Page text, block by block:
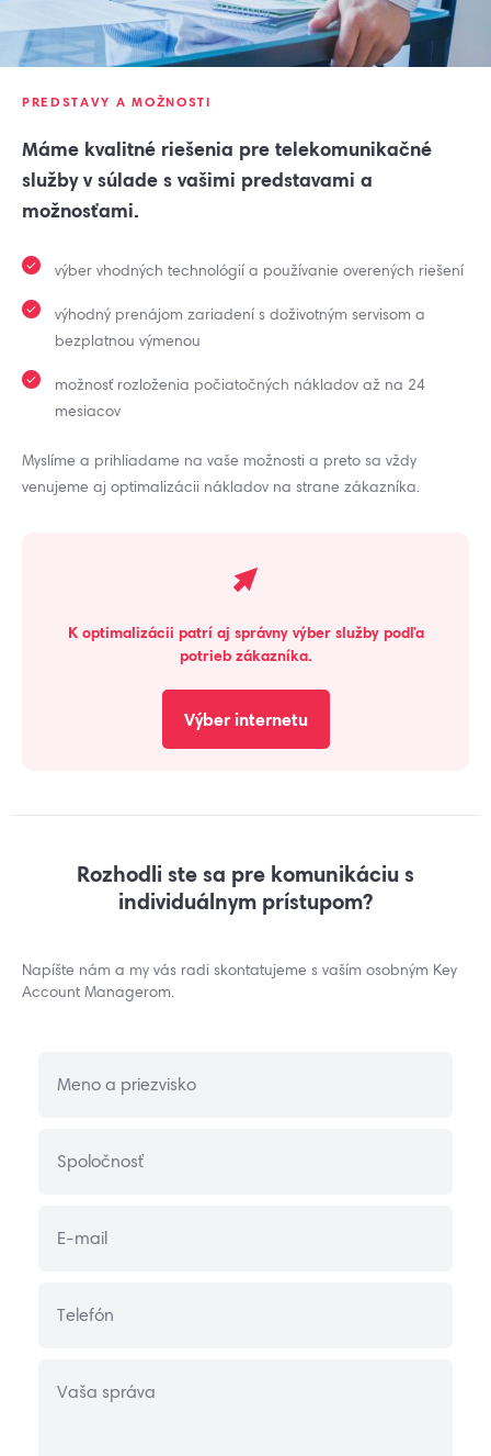
PREDSTAVY A MOŽNOSTI
Máme kvalitné riešenia pre telekomunikačné
služby v súlade s vašimi predstavami a
možnosťami.
výber vhodných technológií a používanie overených riešení
výhodný prenájom zariadení s doživotným servisom a
bezplatnou výmenou
možnosť rozloženia počiatočných nákladov až na 24
mesiacov
Myslíme a prihliadame na vaše možnosti a preto sa vždy
venujeme aj optimalizácii nákladov na strane zákazníka.
K optimalizácii patrí aj správny výber služby podľa
potrieb zákazníka.
Výber internetu
Rozhodli ste sa pre komunikáciu s
individuálnym prístupom?
Napíšte nám a my vás radi skontatujeme s vaším osobným Key
Account Managerom.
Meno a priezvisko
Spoločnosť
E-mail
Telefón
Vaša správa